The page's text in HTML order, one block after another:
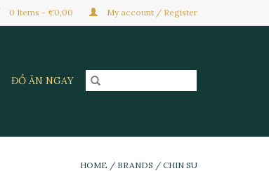
0 Items - €0,00 My account / Register
ĐỒ ĂN NGAY
HOME / BRANDS / CHIN SU